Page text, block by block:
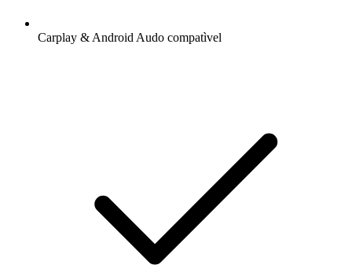
Carplay & Android Audo compatìvel